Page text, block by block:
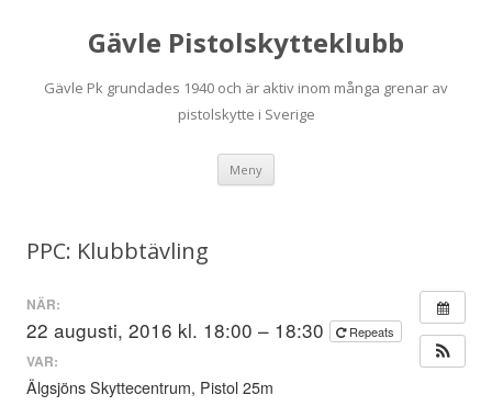
Gävle Pistolskytteklubb
Gävle Pk grundades 1940 och är aktiv inom många grenar av
pistolskytte i Sverige
Meny
PPC: Klubbtävling
NÄR:
22 augusti, 2016 kl. 18:00 – 18:30 Repeats
VAR:
Älgsjöns Skyttecentrum, Pistol 25m